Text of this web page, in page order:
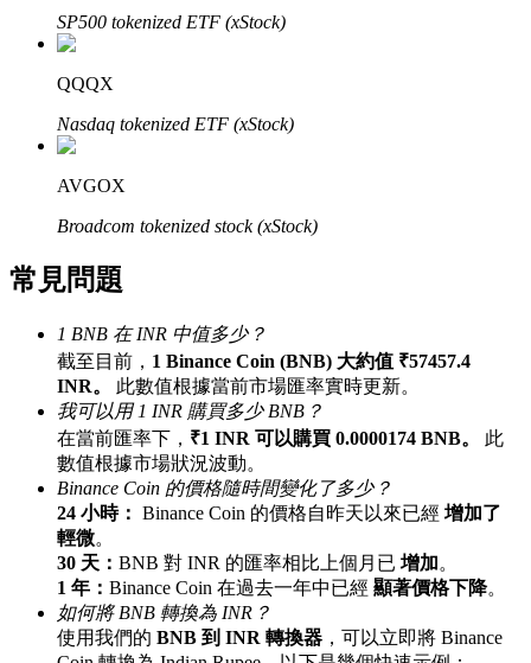
Bitrue渠道合伙人
邀请好友
邀請朋友獲得現金獎勵
BTC 專享獎勵
SP500 tokenized ETF (xStock)
QQQX
Nasdaq tokenized ETF (xStock)
AVGOX
Broadcom tokenized stock (xStock)
常見問題
1 BNB 在 INR 中值多少？
截至目前， 1 Binance Coin (BNB) 大約值 ₹57457.4
INR。
此數值根據當前市場匯率實時更新。
我可以用 1 INR 購買多少 BNB？
在當前匯率下， ₹1 INR 可以購買 0.0000174 BNB。
此
數值根據市場狀況波動。
Binance Coin 的價格隨時間變化了多少？
24 小時： Binance Coin 的價格自昨天以來已經 增加了
輕微。
30 天： BNB 對 INR 的匯率相比上個月已 增加。
1 年： Binance Coin 在過去一年中已經 顯著價格下降。
如何將 BNB 轉換為 INR？
使用我們的 BNB 到 INR 轉換器 ，可以立即將 Binance